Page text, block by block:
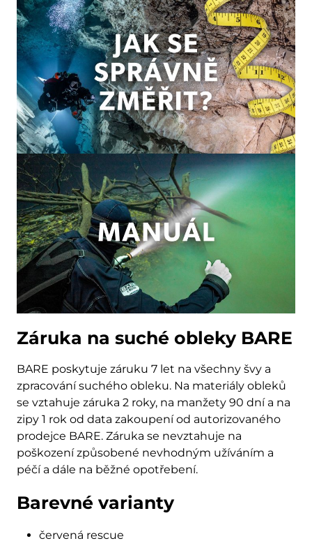
Záruka na suché obleky BARE
BARE poskytuje záruku 7 let na všechny švy a
zpracování suchého obleku. Na materiály obleků
se vztahuje záruka 2 roky, na manžety 90 dní a na
zipy 1 rok od data zakoupení od autorizovaného
prodejce BARE. Záruka se nevztahuje na
poškození způsobené nevhodným užíváním a
péčí a dále na běžné opotřebení.
Barevné varianty
červená rescue